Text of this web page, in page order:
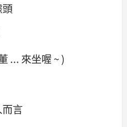
... 來坐喔 ~ )
言